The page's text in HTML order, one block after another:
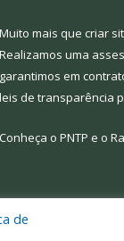
Muito mais que criar
Realizamos uma
garantimos em
leis de transparência
Conheça o PNTP e o
de